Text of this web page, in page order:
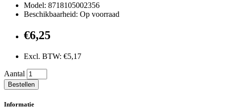
Model: 8718105002356
Beschikbaarheid: Op voorraad
€6,25
Excl. BTW: €5,17
Aantal
Bestellen
Informatie